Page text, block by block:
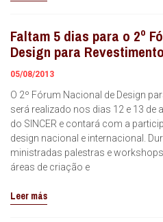
Faltam 5 dias para o 2º
Design para
05/08/2013
O 2º Fórum Nacional de Design
será realizado nos dias 12 e 13 de
do SINCER e contará com a
design nacional e internacional.
ministradas palestras e
áreas de criação e
Leer más